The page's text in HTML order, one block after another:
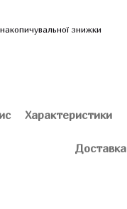
знижки
Характеристики
Доставка